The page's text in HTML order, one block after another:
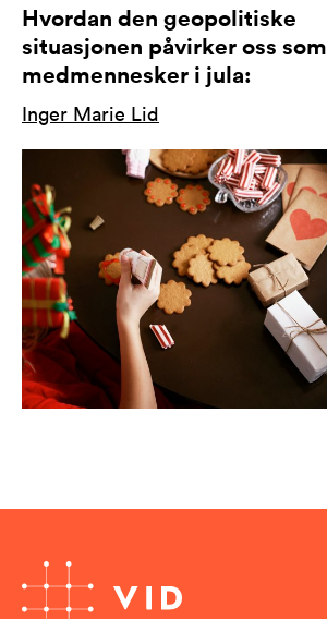
Hvordan den geopolitiske
situasjonen påvirker oss som
medmennesker i jula:
Inger Marie Lid